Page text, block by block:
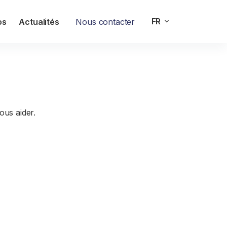
Actualités Nous contacter FR
aider.